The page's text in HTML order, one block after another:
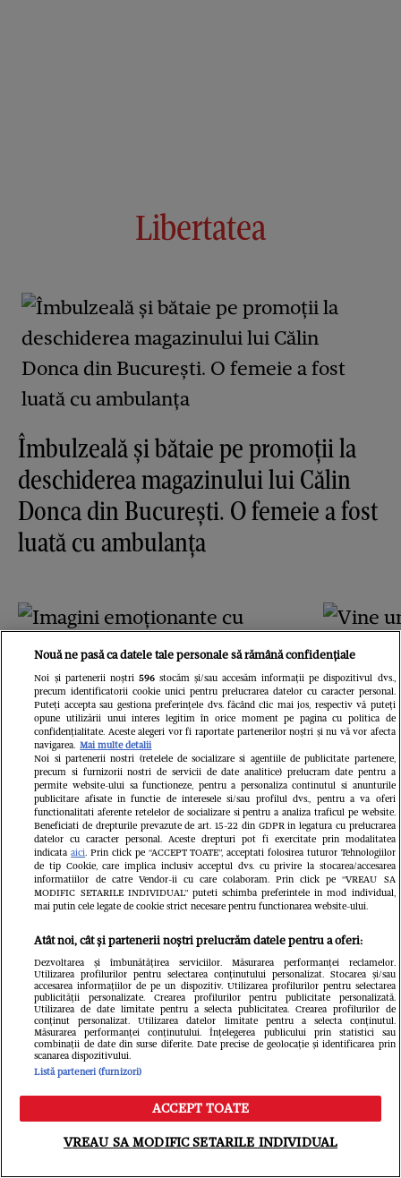
Libertatea
Îmbulzeală și bătaie pe promoții la
deschiderea magazinului lui Călin
Donca din București. O femeie a fost
luată cu ambulanța
Imagini emoționante cu
Elena Udrea și fiica ei, la
un an de când a fost
eliberată din închisoare.
„Mulțumesc, Doamne”
Vine
istoric
Pacific
3,5
România TV
Meniu Caută
Nouă ne pasă ca datele tale personale să rămână confidențiale
Noi și partenerii noștri 596stocăm și/sau accesăm informații pe dispozitivul dvs.,
precum identificatorii cookie unici pentru prelucrarea datelor cu caracter personal.
Puteți accepta sau gestiona preferințele dvs. făcând clic mai jos, respectiv vă puteți
opune utilizării unui interes legitim în orice moment pe pagina cu politica de
confidențialitate. Aceste alegeri vor fi raportate partenerilor noștri și nu vă vor afecta
navigarea. Mai multe detalii
Noi si partenerii nostri (retelele de socializare si agentiile de publicitate partenere,
precum si furnizorii nostri de servicii de date analitice) prelucram date pentru a
permite website-ului sa functioneze, pentru a personaliza continutul si anunturile
publicitare afisate in functie de interesele si/sau profilul dvs., pentru a va oferi
functionalitati aferente retelelor de socializare si pentru a analiza traficul pe website.
Beneficiati de drepturile prevazute de art. 15-22 din GDPR in legatura cu prelucrarea
datelor cu caracter personal. Aceste drepturi pot fi exercitate prin modalitatea
indicataaici. Prin click pe “ACCEPT TOATE”, acceptati folosirea tuturor Tehnologiilor
de tip Cookie, care implica inclusiv acceptul dvs. cu privire la stocarea/accesarea
informatiilor de catre Vendor-ii cu care colaboram. Prin click pe “VREAU SA
MODIFIC SETARILE INDIVIDUAL” puteti schimba preferintele in mod individual,
mai putin cele legate de cookie strict necesare pentru functionarea website-ului.
Atât noi, cât și partenerii noștri prelucrăm datele pentru a oferi:
Dezvoltarea și îmbunătățirea serviciilor. Măsurarea performanței reclamelor.
Utilizarea profilurilor pentru selectarea conținutului personalizat. Stocarea și/sau
accesarea informațiilor de pe un dispozitiv. Utilizarea profilurilor pentru selectarea
publicității personalizate. Crearea profilurilor pentru publicitate personalizată.
Utilizarea de date limitate pentru a selecta publicitatea. Crearea profilurilor de
conținut personalizat. Utilizarea datelor limitate pentru a selecta conținutul.
Măsurarea performanței conținutului. Înțelegerea publicului prin statistici sau
combinații de date din surse diferite. Date precise de geolocație și identificarea prin
scanarea dispozitivului.
Listă parteneri (furnizori)
ACCEPT TOATE
VREAU SA MODIFIC SETARILE INDIVIDUAL